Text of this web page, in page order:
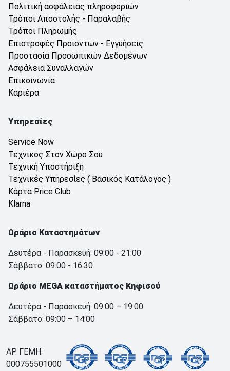
Πολιτική ασφάλειας πληροφοριών
Τρόποι Αποστολής - Παραλαβής
Τρόποι Πληρωμής
Επιστροφές Προιοντων - Εγγυήσεις
Προστασία Προσωπικών Δεδομένων
Ασφάλεια Συναλλαγών
Επικοινωνία
Καριέρα
Υπηρεσίες
Service Now
Τεχνικός Στον Χώρο Σου
Τεχνική Υποστήριξη
Τεχνικές Υπηρεσίες ( Βασικός Κατάλογος )
Κάρτα Price Club
Klarna
Ωράριο Καταστημάτων
Δευτέρα - Παρασκευή: 09:00 - 21:00
Σάββατο: 09:00 - 16:30
Ωράριο MEGA καταστήματος Κηφισού
Δευτέρα - Παρασκευή: 09:00 – 19:00
Σάββατο: 09:00 – 14:00
ΑΡ. ΓΕΜΗ:
000755501000